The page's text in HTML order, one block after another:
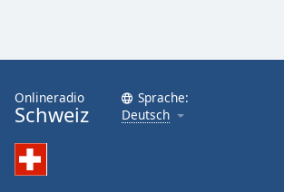
Onlineradio
Schweiz
Sprache:
Deutsch